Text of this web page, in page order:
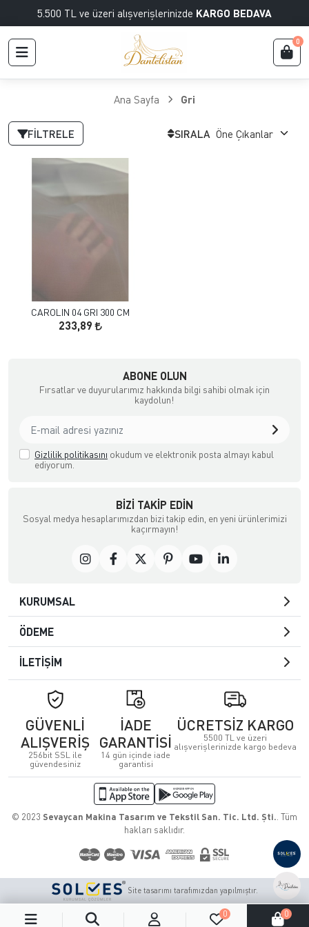
5.500 TL ve üzeri alışverişlerinizde KARGO BEDAVA
0
0 0
Ana Sayfa Gri
FILTRELE SIRALA
CAROLIN 04 GRI 300 CM
233,89
ABONE OLUN
Fırsatlar ve duyurularımız hakkında bilgi sahibi olmak için
kaydolun!
Gizlilik politikasını okudum ve elektronik posta almayı kabul
ediyorum.
BIZI TAKIP EDIN
Sosyal medya hesaplarımızdan bizi takip edin, en yeni ürünlerimizi
kaçırmayın!
KURUMSAL
ÖDEME
İLETİŞİM
GÜVENLİ
ALIŞVERİŞ
256bit SSL ile
güvendesiniz
İADE
GARANTİSİ
14 gün içinde iade
garantisi
ÜCRETSİZ KARGO
5500 TL ve üzeri
alışverişlerinizde kargo bedeva
© 2023 Sevaycan Makina Tasarım ve Tekstil San. Tic. Ltd. Şti. . Tüm
hakları saklıdır.
Site tasarımı tarafımızdan yapılmıştır.